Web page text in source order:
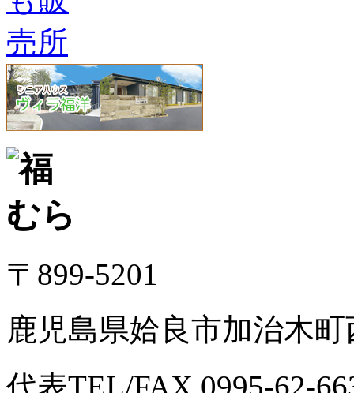
〒899-5201
鹿児島県姶良市加治木町